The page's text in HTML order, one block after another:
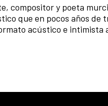
compositor y poeta
que en pocos años de
acústico e